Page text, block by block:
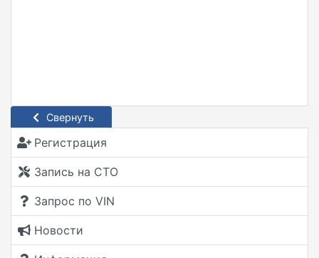
Свернуть
Регистрация
Запись на СТО
Запрос по VIN
Новости